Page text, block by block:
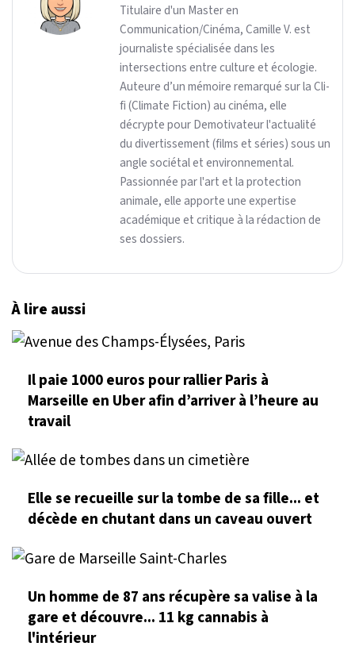
Titulaire d'un Master en
Communication/Cinéma, Camille V. est
journaliste spécialisée dans les
intersections entre culture et écologie.
Auteure d’un mémoire remarqué sur la Cli-
fi (Climate Fiction) au cinéma, elle
décrypte pour Demotivateur l'actualité
du divertissement (films et séries) sous un
angle sociétal et environnemental.
Passionnée par l'art et la protection
animale, elle apporte une expertise
académique et critique à la rédaction de
ses dossiers.
À lire aussi
Il paie 1000 euros pour rallier Paris à
Marseille en Uber afin d’arriver à l’heure au
travail
Elle se recueille sur la tombe de sa fille... et
décède en chutant dans un caveau ouvert
Un homme de 87 ans récupère sa valise à la
gare et découvre... 11 kg cannabis à
l'intérieur